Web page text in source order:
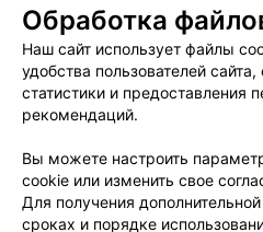
О проекте Новости проекта
Медицинский маркетинг
Пользовательское
Вакансии
Написать в
Персональные
Обработка
Обработка
Наш сайт использует файлы
удобства пользователей
статистики и предоставления
рекомендаций.
Вы можете настроить
cookie или изменить свое
Для получения
сроках и порядке